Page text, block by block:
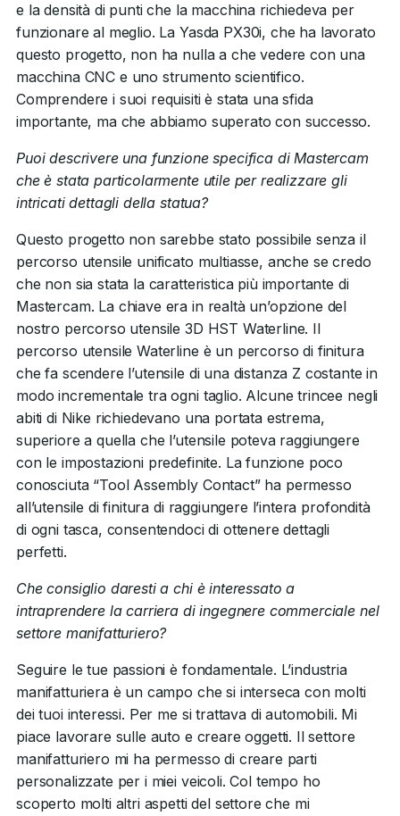
e la densità di punti che la macchina richiedeva per
funzionare al meglio. La Yasda PX30i, che ha lavorato
questo progetto, non ha nulla a che vedere con una
macchina CNC e uno strumento scientifico.
Comprendere i suoi requisiti è stata una sfida
importante, ma che abbiamo superato con successo.
Puoi descrivere una funzione specifica di Mastercam
che è stata particolarmente utile per realizzare gli
intricati dettagli della statua?
Questo progetto non sarebbe stato possibile senza il
percorso utensile unificato multiasse, anche se credo
che non sia stata la caratteristica più importante di
Mastercam. La chiave era in realtà un’opzione del
nostro percorso utensile 3D HST Waterline. Il
percorso utensile Waterline è un percorso di finitura
che fa scendere l’utensile di una distanza Z costante in
modo incrementale tra ogni taglio. Alcune trincee negli
abiti di Nike richiedevano una portata estrema,
superiore a quella che l’utensile poteva raggiungere
con le impostazioni predefinite. La funzione poco
conosciuta “Tool Assembly Contact” ha permesso
all’utensile di finitura di raggiungere l’intera profondità
di ogni tasca, consentendoci di ottenere dettagli
perfetti.
Che consiglio daresti a chi è interessato a
intraprendere la carriera di ingegnere commerciale nel
settore manifatturiero?
Seguire le tue passioni è fondamentale. L’industria
manifatturiera è un campo che si interseca con molti
dei tuoi interessi. Per me si trattava di automobili. Mi
piace lavorare sulle auto e creare oggetti. Il settore
manifatturiero mi ha permesso di creare parti
personalizzate per i miei veicoli. Col tempo ho
scoperto molti altri aspetti del settore che mi